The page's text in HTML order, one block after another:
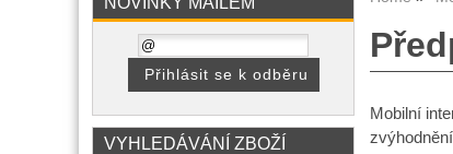
Mobilní
VYHLEDÁVÁNÍ ZBOŽÍ